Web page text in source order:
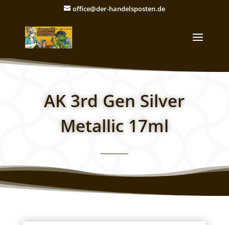
office@der-handelsposten.de
AK 3rd Gen Silver
Metallic 17ml